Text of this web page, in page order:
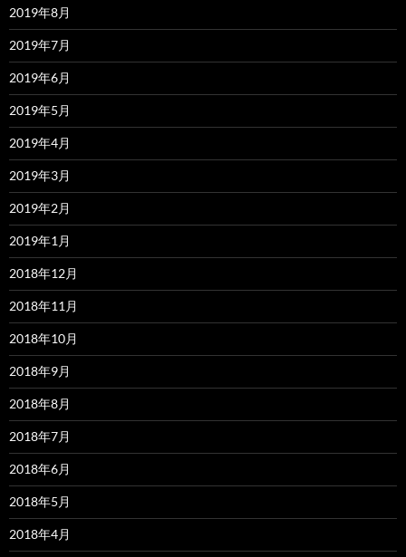
2019年8月
2019年7月
2019年6月
2019年5月
2019年4月
2019年3月
2019年2月
2019年1月
2018年12月
2018年11月
2018年10月
2018年9月
2018年8月
2018年7月
2018年6月
2018年5月
2018年4月